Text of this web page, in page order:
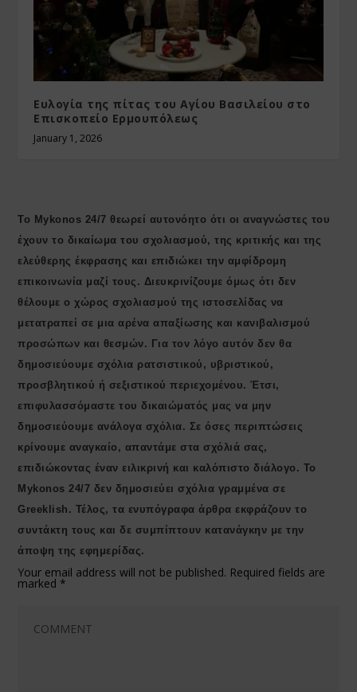
Ευλογία της πίτας του Αγίου Βασιλείου στο
Επισκοπείο Ερμουπόλεως
January 1, 2026
Το Mykonos 24/7 θεωρεί αυτονόητο ότι οι αναγνώστες του
έχουν το δικαίωμα του σχολιασμού, της κριτικής και της
ελεύθερης έκφρασης και επιδιώκει την αμφίδρομη
επικοινωνία μαζί τους. Διευκρινίζουμε όμως ότι δεν
θέλουμε ο χώρος σχολιασμού της ιστοσελίδας να
μετατραπεί σε μια αρένα απαξίωσης και κανιβαλισμού
προσώπων και θεσμών. Για τον λόγο αυτόν δεν θα
δημοσιεύουμε σχόλια ρατσιστικού, υβριστικού,
προσβλητικού ή σεξιστικού περιεχομένου. Έτσι,
επιφυλασσόμαστε του δικαιώματός μας να μην
δημοσιεύουμε ανάλογα σχόλια. Σε όσες περιπτώσεις
κρίνουμε αναγκαίο, απαντάμε στα σχόλιά σας,
επιδιώκοντας έναν ειλικρινή και καλόπιστο διάλογο. Το
Μykonos 24/7 δεν δημοσιεύει σχόλια γραμμένα σε
Greeklish. Τέλος, τα ενυπόγραφα άρθρα εκφράζουν το
συντάκτη τους και δε συμπίπτουν κατανάγκην με την
άποψη της εφημερίδας.
Your email address will not be published. Required fields are
marked *